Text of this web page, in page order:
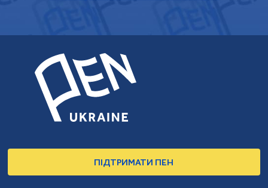
ПІДТРИМАТИ ПЕН